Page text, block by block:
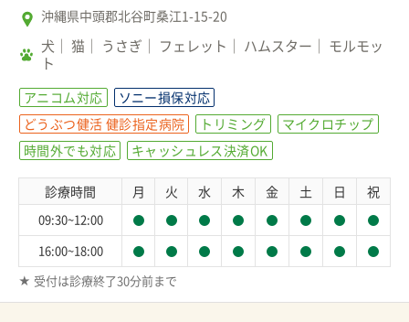
沖縄県中頭郡北谷町桑江1-15-20
犬 猫 うさぎ フェレット ハムスター
モルモッ
ト
アニコム対応
ソニー損保対応
どうぶつ健活 健診指定病院
トリミング
マイクロチップ
時間外でも対応
キャッシュレス決済OK
診療時間 月 火 水 木 金 土 日 祝
09:30~12:00
16:00~18:00
★ 受付は診療終了30分前まで